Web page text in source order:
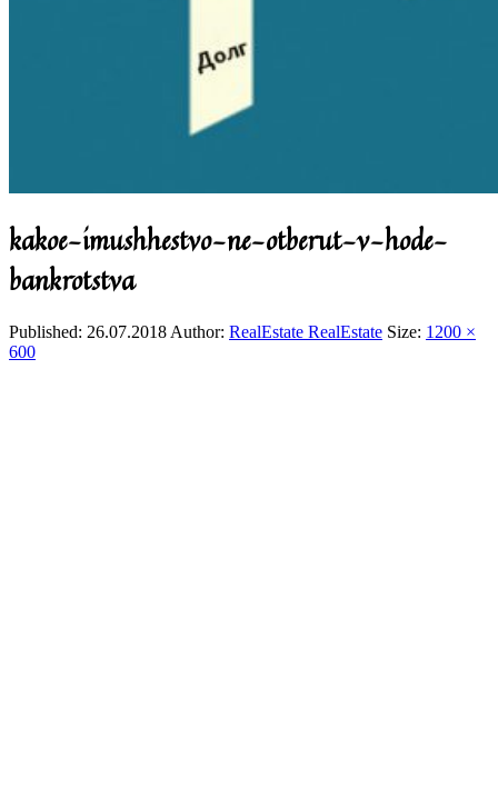
kakoe-imushhestvo-ne-otberut-v-hode-
bankrotstva
Published: 26.07.2018 Author: RealEstate RealEstate Size: 1200 ×
600